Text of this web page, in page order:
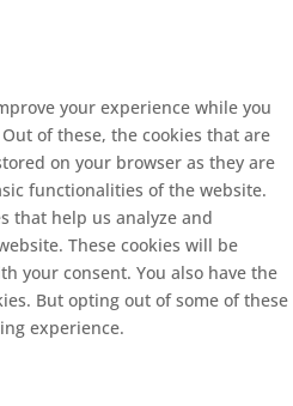
your experience while you
of these, the cookies that are
on your browser as they are
functionalities of the website.
that help us analyze and
These cookies will be
your consent. You also have the
But opting out of some of these
experience.